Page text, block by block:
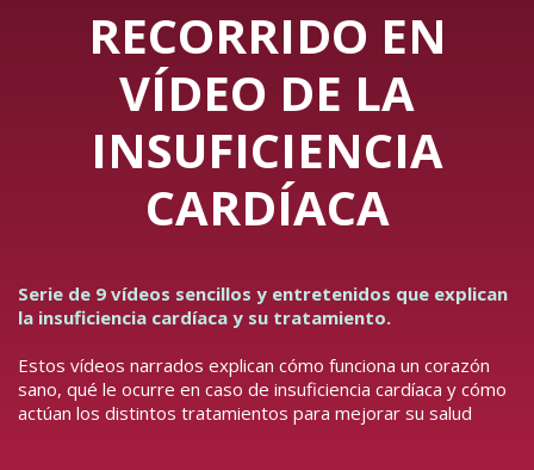
RECORRIDO EN
VÍDEO DE LA
INSUFICIENCIA
CARDÍACA
Serie de 9 vídeos sencillos y entretenidos que explican
la insuficiencia cardíaca y su tratamiento.
Estos vídeos narrados explican cómo funciona un corazón
sano, qué le ocurre en caso de insuficiencia cardíaca y cómo
actúan los distintos tratamientos para mejorar su salud